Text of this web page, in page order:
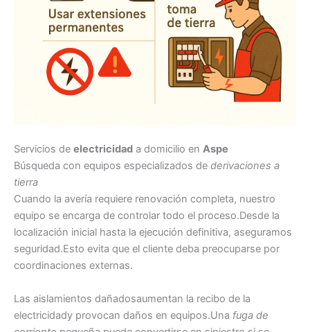
Servicios de electricidad a domicilio en Aspe
Búsqueda con equipos especializados de derivaciones a
tierra
Cuando la avería requiere renovación completa, nuestro
equipo se encarga de controlar todo el proceso.Desde la
localización inicial hasta la ejecución definitiva, aseguramos
seguridad.Esto evita que el cliente deba preocuparse por
coordinaciones externas.
Las aislamientos dañadosaumentan la recibo de la
electricidady provocan daños en equipos.Una fuga de